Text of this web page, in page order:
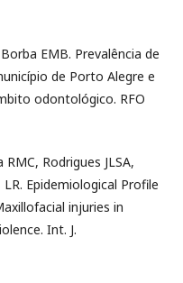
EMB. Prevalência de
de Porto Alegre e
odontológico. RFO
Rodrigues JLSA,
Epidemiological Profile
injuries in
Int. J.